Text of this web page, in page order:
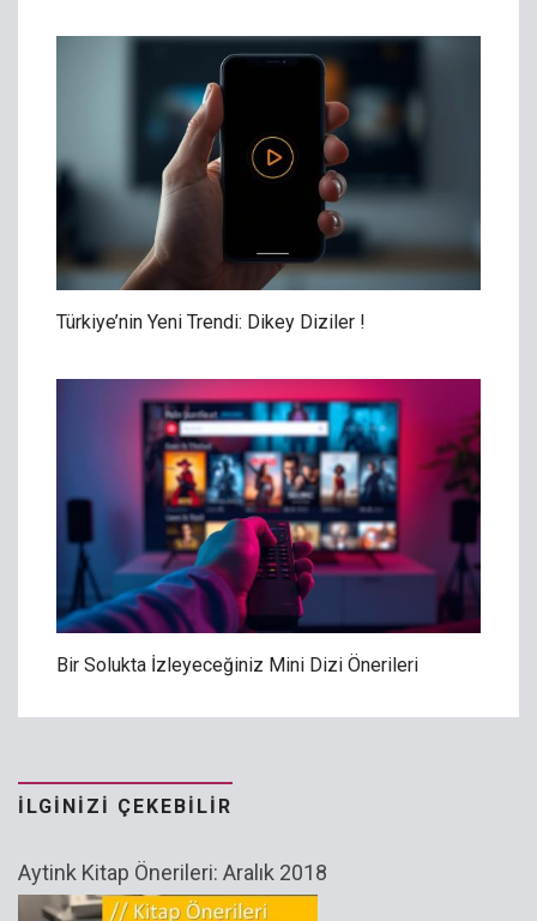
Türkiye’nin Yeni Trendi: Dikey Diziler !
Bir Solukta İzleyeceğiniz Mini Dizi Önerileri
İLGINIZI ÇEKEBILIR
Aytink Kitap Önerileri: Aralık 2018